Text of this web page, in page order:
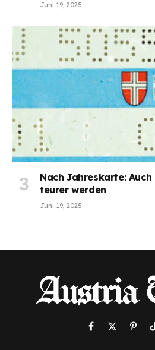
Juni 19, 2025
Nach Jahreskarte:
teurer werden
Juni 19, 2025
Facebook
X
(Twitter)